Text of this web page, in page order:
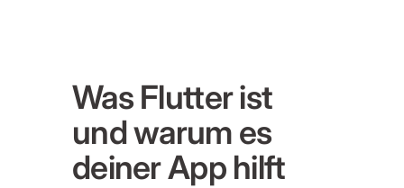
Was Flutter ist
und warum es
deiner App hilft